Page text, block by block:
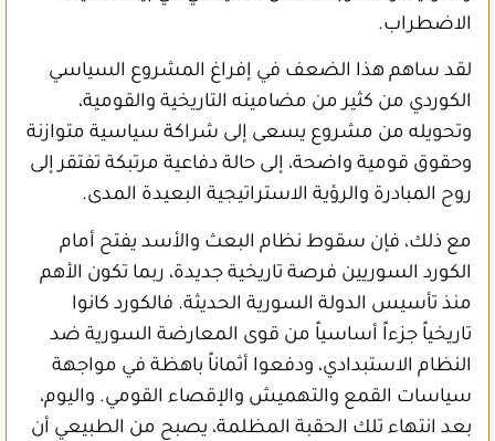
الاضطراب.
لقد ساهم هذا الضعف في إفراغ المشروع السياسي
الكوردي من كثير من مضامينه التاريخية والقومية،
وتحويله من مشروع يسعى إلى شراكة سياسية متوازنة
وحقوق قومية واضحة، إلى حالة دفاعية مرتبكة تفتقر إلى
روح المبادرة والرؤية الاستراتيجية البعيدة المدى.
مع ذلك، فإن سقوط نظام البعث والأسد يفتح أمام
الكورد السوريين فرصة تاريخية جديدة، ربما تكون الأهم
منذ تأسيس الدولة السورية الحديثة. فالكورد كانوا
تاريخياً جزءاً أساسياً من قوى المعارضة السورية ضد
النظام الاستبدادي، ودفعوا أثماناً باهظة في مواجهة
سياسات القمع والتهميش والإقصاء القومي. واليوم،
بعد انتهاء تلك الحقبة المظلمة، يصبح من الطبيعي أن